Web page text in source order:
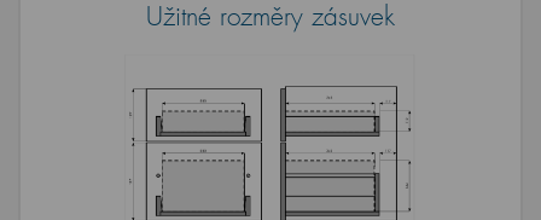
Užitné rozměry zásuvek